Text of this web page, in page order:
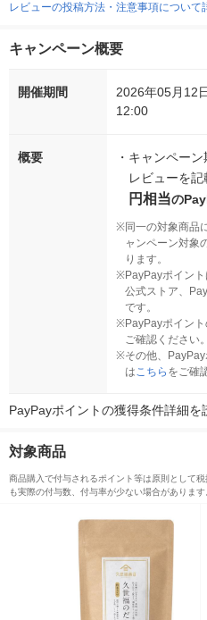
レビューの投稿方法・注意事項について
キャンペーン概要
開催期間
2026年05月12
12:00
概要 ・ キャンペー
レビューを記
円相当の
※同一の対象商品
ャンペーン対象
ります。
※PayPayポイン
公式ストア、
です。
※PayPayポイント
ご確認ください。
※その他、
はこちら をご確
PayPayポイントの獲得条件詳細を
対象商品
商品購入で付与されるポイント等は原則として
も実際の付与数、付与率が少ない場合がありま